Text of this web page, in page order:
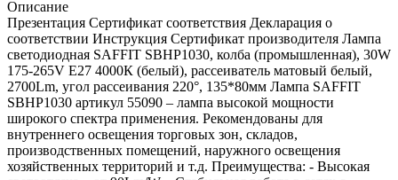
Описание
Презентация Сертификат соответствия Декларация о
соответствии Инструкция Сертификат производителя Лампа
светодиодная SAFFIT SBHP1030, колба (промышленная), 30W
175-265V E27 4000К (белый), рассеиватель матовый белый,
2700Lm, угол рассеивания 220°, 135*80мм Лампа SAFFIT
SBHP1030 артикул 55090 – лампа высокой мощности
широкого спектра применения. Рекомендованы для
внутреннего освещения торговых зон, складов,
производственных помещений, наружного освещения
хозяйственных территорий и т.д. Преимущества: - Высокая